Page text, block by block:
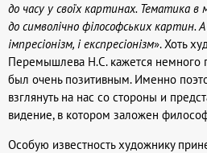
до часу у своїх картинах. Тематика
до символічно філософських картин.
імпресіонізм, і експресіонізм». Хоть
Перемышлева Н.С. кажется немного
был очень позитивным. Именно
взглянуть на нас со стороны и
видение, в котором заложен
Особую известность художнику